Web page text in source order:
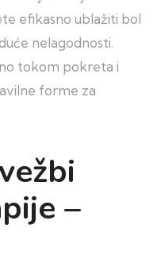
efikasno ublažiti bol
nelagodnosti.
tokom pokreta i
forme za
–